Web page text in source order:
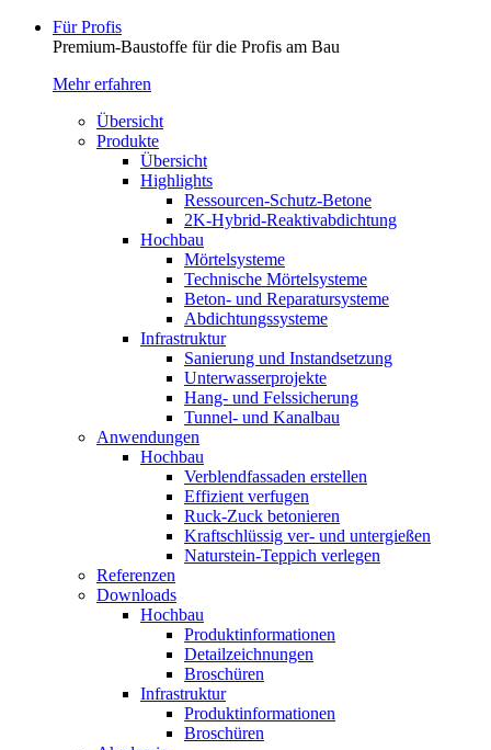
Für Profis
Premium-Baustoffe für die Profis am Bau
Mehr erfahren
Übersicht
Produkte
Übersicht
Highlights
Ressourcen-Schutz-Betone
2K-Hybrid-Reaktivab­dichtung
Hochbau
Mörtelsysteme
Technische Mörtelsysteme
Beton- und Reparatursysteme
Abdichtungssysteme
Infrastruktur
Sanierung und Instandsetzung
Unterwasserprojekte
Hang- und Felssicherung
Tunnel- und Kanalbau
Anwendungen
Hochbau
Verblendfassaden erstellen
Effizient verfugen
Ruck-Zuck betonieren
Kraftschlüssig ver- und untergießen
Naturstein-Teppich verlegen
Referenzen
Downloads
Hochbau
Produktinformationen
Detailzeichnungen
Broschüren
Infrastruktur
Produktinformationen
Broschüren